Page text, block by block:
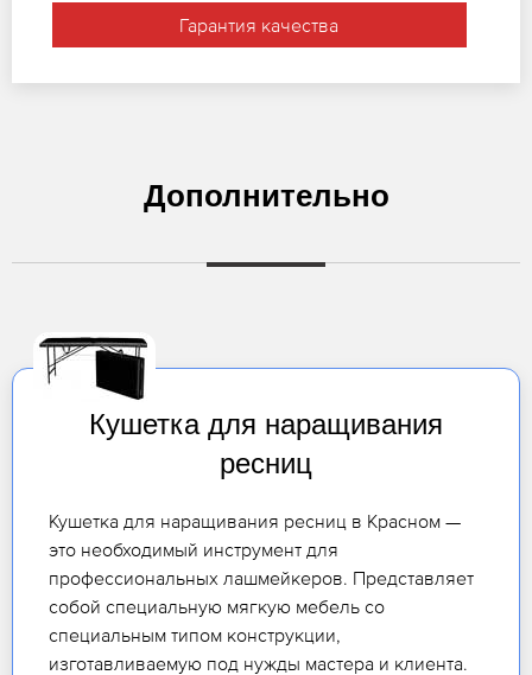
Гарантия качества
Дополнительно
Кушетка для наращивания
ресниц
Кушетка для наращивания ресниц в Красном —
это необходимый инструмент для
профессиональных лашмейкеров. Представляет
собой специальную мягкую мебель со
специальным типом конструкции,
изготавливаемую под нужды мастера и клиента.